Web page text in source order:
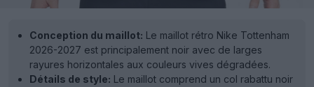
Conception du maillot: Le maillot rétro Nike Tottenham
2026-2027 est principalement noir avec de larges
rayures horizontales aux couleurs vives dégradées.
Détails de style: Le maillot comprend un col rabattu noir